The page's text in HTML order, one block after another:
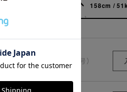
158cm /
36(7号）